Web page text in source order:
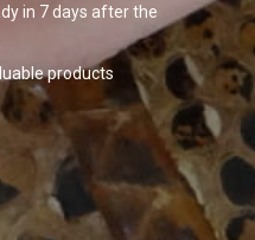
in 7 days after the
products